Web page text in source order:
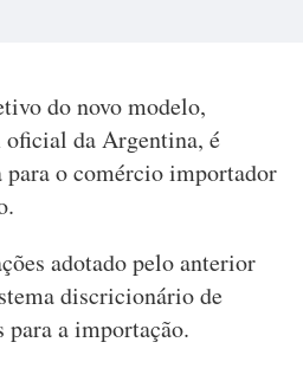
do novo modelo,
da Argentina, é
o comércio importador
adotado pelo anterior
discricionário de
para a importação.